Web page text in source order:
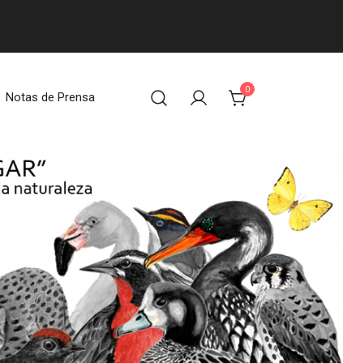
Notas de Prensa
0